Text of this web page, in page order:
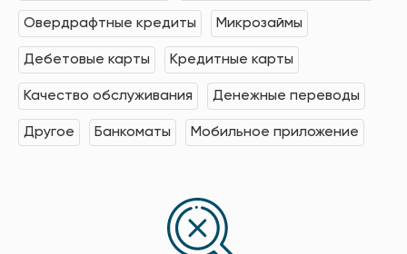
Овердрафтные кредиты Микрозаймы
Дебетовые карты Кредитные карты
Качество обслуживания Денежные переводы
Другое Банкоматы Мобильное приложение